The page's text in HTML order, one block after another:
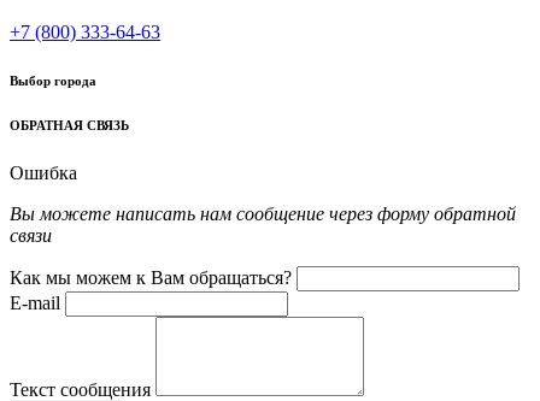
+7 (800) 333-64-63
Выбор города
ОБРАТНАЯ СВЯЗЬ
Ошибка
Вы можете написать нам сообщение через форму обратной
связи
Как мы можем к Вам обращаться?
E-mail
Текст сообщения